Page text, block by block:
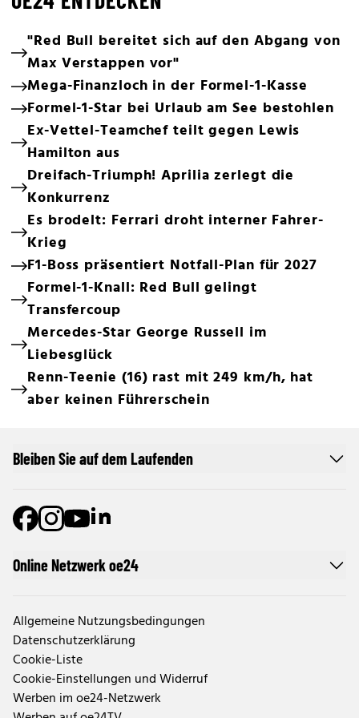
"Red Bull bereitet sich auf den Abgang von
Max Verstappen vor"
Mega-Finanzloch in der Formel-1-Kasse
Formel-1-Star bei Urlaub am See bestohlen
Ex-Vettel-Teamchef teilt gegen Lewis
Hamilton aus
Dreifach-Triumph! Aprilia zerlegt die
Konkurrenz
Es brodelt: Ferrari droht interner Fahrer-
Krieg
F1-Boss präsentiert Notfall-Plan für 2027
Formel-1-Knall: Red Bull gelingt
Transfercoup
Mercedes-Star George Russell im
Liebesglück
Renn-Teenie (16) rast mit 249 km/h, hat
aber keinen Führerschein
Online Netzwerk oe24
Allgemeine Nutzungsbedingungen
Datenschutzerklärung
Cookie-Liste
Cookie-Einstellungen und Widerruf
Werben im oe24-Netzwerk
Bleiben Sie auf dem Laufenden